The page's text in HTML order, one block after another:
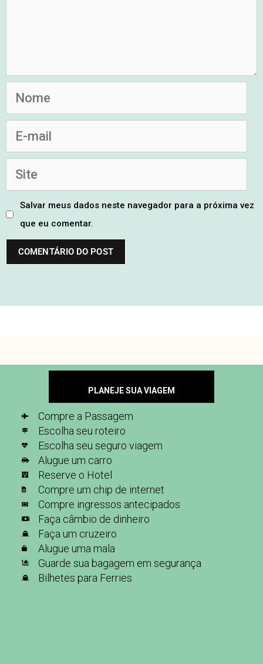
Salvar meus dados neste navegador para a próxima vez
que eu comentar.
PLANEJE SUA VIAGEM
Compre a Passagem
Escolha seu roteiro
Escolha seu seguro viagem
Alugue um carro
Reserve o Hotel
Compre um chip de internet
Compre ingressos antecipados
Faça câmbio de dinheiro
Faça um cruzeiro
Alugue uma mala
Guarde sua bagagem em segurança
Bilhetes para Ferries